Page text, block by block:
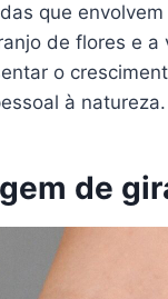
que
de flores e a
o
à natureza.
de